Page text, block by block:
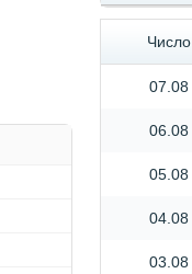
Число
07.08
06.08
05.08
04.08
03.08